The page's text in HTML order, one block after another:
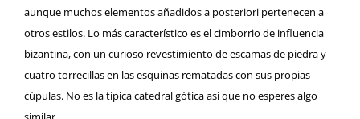
aunque muchos elementos añadidos a posteriori pertenecen a
otros estilos. Lo más característico es el cimborrio de influencia
bizantina, con un curioso revestimiento de escamas de piedra y
cuatro torrecillas en las esquinas rematadas con sus propias
cúpulas. No es la típica catedral gótica así que no esperes algo